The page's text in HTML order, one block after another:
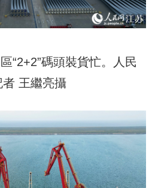
“2+2”碼頭裝貨忙。人民
者 王繼亮攝